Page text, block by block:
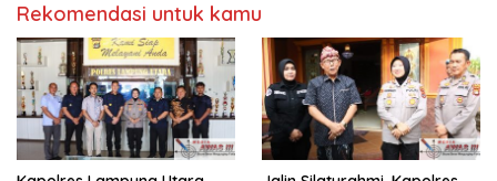
Rekomendasi untuk kamu